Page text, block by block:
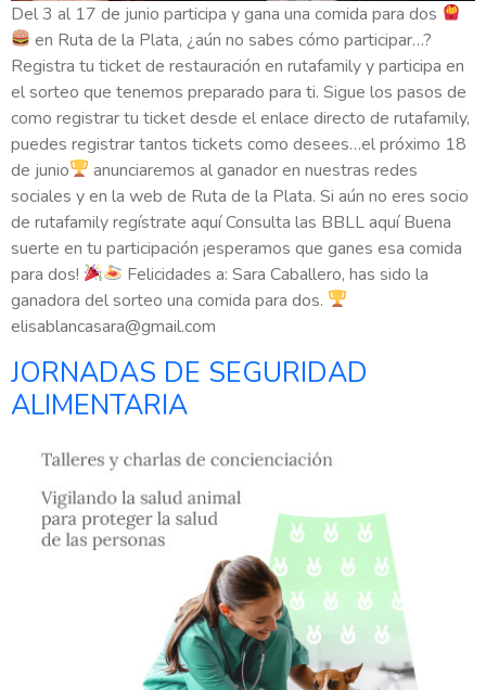
Del 3 al 17 de junio participa y gana una comida para dos
en Ruta de la Plata, ¿aún no sabes cómo participar…?
Registra tu ticket de restauración en rutafamily y participa en
el sorteo que tenemos preparado para ti. Sigue los pasos de
como registrar tu ticket desde el enlace directo de rutafamily,
puedes registrar tantos tickets como desees…el próximo 18
de junio
anunciaremos al ganador en nuestras redes
sociales y en la web de Ruta de la Plata. Si aún no eres socio
de rutafamily regístrate aquí Consulta las BBLL aquí Buena
suerte en tu participación ¡esperamos que ganes esa comida
para dos!
Felicidades a: Sara Caballero, has sido la
ganadora del sorteo una comida para dos.
elisablancasara@gmail.com
JORNADAS DE SEGURIDAD
ALIMENTARIA